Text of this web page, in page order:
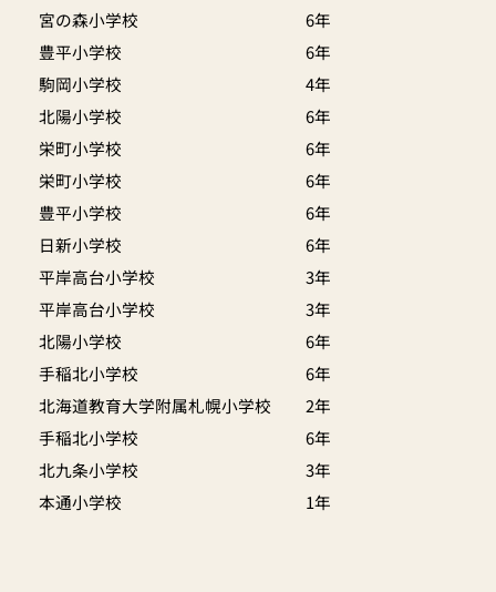
宮の森小学校
6年
豊平小学校
6年
駒岡小学校
4年
北陽小学校
6年
栄町小学校
6年
栄町小学校
6年
豊平小学校
6年
日新小学校
6年
平岸高台小学校
3年
平岸高台小学校
3年
北陽小学校
6年
手稲北小学校
6年
北海道教育大学附属札幌小学校
2年
手稲北小学校
6年
北九条小学校
3年
本通小学校
1年